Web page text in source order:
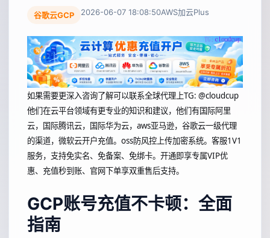
谷歌云GCP 2026-06-07 18:08:50AWS加云Plus
如果需要更深入咨询了解可以联系全球代理上TG: @cloudcup
他们在云平台领域有更专业的知识和建议，他们有国际阿里
云，国际腾讯云，国际华为云，aws亚马逊，谷歌云一级代理
的渠道，微软云开户充值。oss防风控上传加密系统。客服1V1
服务，支持免实名、免备案、免绑卡。开通即享专属VIP优
惠、充值秒到账、官网下单享双重售后支持。
GCP账号充值不卡顿：全面
指南